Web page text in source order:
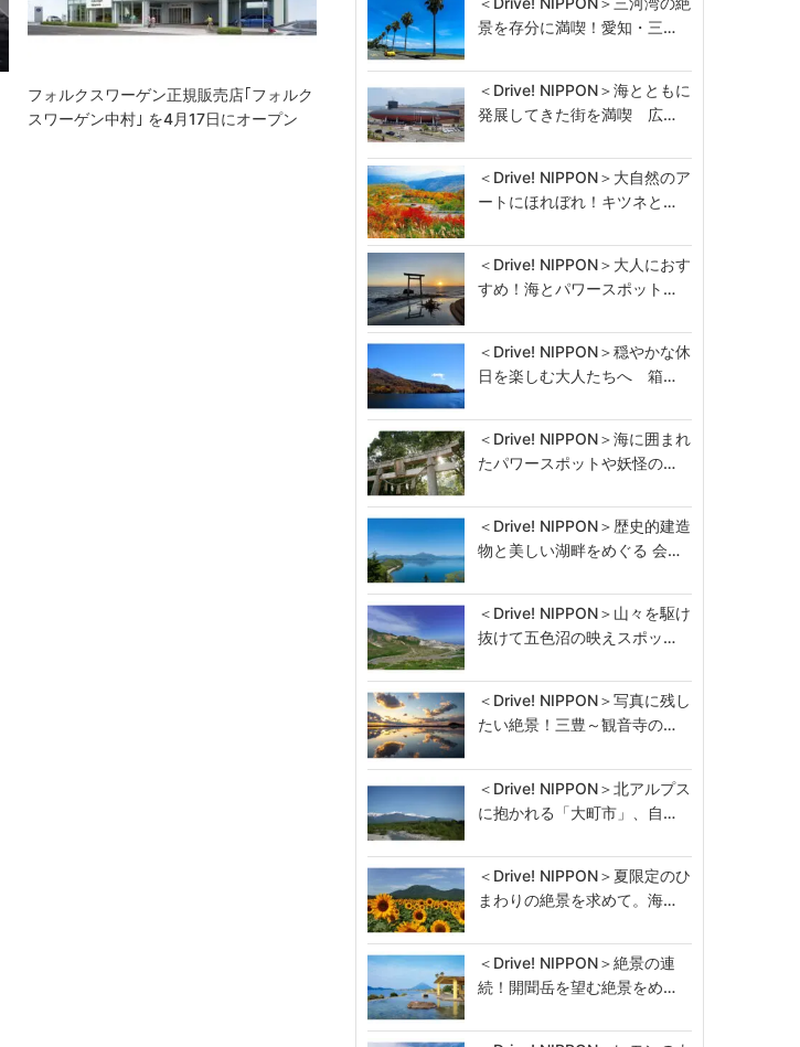
フォルクスワーゲン正規販売店｢フォルク
スワーゲン中村｣ を4月17日にオープン
景を存分に満喫！愛知・三…
＜Drive! NIPPON＞海とともに
発展してきた街を満喫 広…
＜Drive! NIPPON＞大自然のア
ートにほれぼれ！キツネと…
＜Drive! NIPPON＞大人におす
すめ！海とパワースポット…
＜Drive! NIPPON＞穏やかな休
日を楽しむ大人たちへ 箱…
＜Drive! NIPPON＞海に囲まれ
たパワースポットや妖怪の…
＜Drive! NIPPON＞歴史的建造
物と美しい湖畔をめぐる 会…
＜Drive! NIPPON＞山々を駆け
抜けて五色沼の映えスポッ…
＜Drive! NIPPON＞写真に残し
たい絶景！三豊～観音寺の…
＜Drive! NIPPON＞北アルプス
に抱かれる「大町市」、自…
＜Drive! NIPPON＞夏限定のひ
まわりの絶景を求めて。海…
＜Drive! NIPPON＞絶景の連
続！開聞岳を望む絶景をめ…